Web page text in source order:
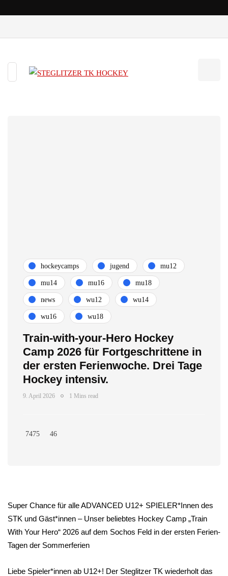
hockeycamps jugend mu12
mu14 mu16 mu18
news wu12 wu14
wu16 wu18
Train-with-your-Hero Hockey
Camp 2026 für Fortgeschrittene in
der ersten Ferienwoche. Drei Tage
Hockey intensiv.
9. April 2026 1 Mins read
7475 46
Super Chance für alle ADVANCED U12+ SPIELER*Innen des
STK und Gäst*innen – Unser beliebtes Hockey Camp „Train
With Your Hero“ 2026 auf dem Sochos Feld in der ersten Ferien-
Tagen der Sommerferien
Liebe Spieler*innen ab U12+! Der Steglitzer TK wiederholt das